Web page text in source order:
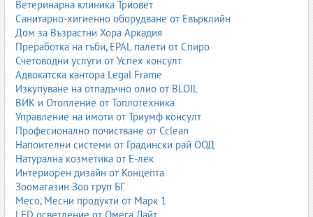
фуражи за крави
фуражи за телета;
фуражи за млечни крави;
фуражи за месодайни крави;
фуражи за говеда цена .
2.4. Фуражи за овце и кози
Овцевъдството и козевъдството са традиционни за България.
Фуражите за овце и кози трябва да осигуряват достатъчно
енергия и протеин, за да се поддържа добър млеконадой,
растеж и репродуктивни показатели. Съществуват
специализирани фуражи за млекодайни овце и кози, за ярета и
агнета, както и за угояване.
При тези животни е важно да се съчетаят пасищното хранене с
Ветеринарна клиника Триовет
Санитарно-хигиенно оборудване от Евърклийн
Дом за Възрастни Хора Аркадия
Преработка на гъби, EPAL палети от Спиро
Счетоводни услуги от Успех консулт
Адвокатска кантора Legal Frame
Изкупуване на отпадъчно олио от BLOIL
ВИК и Отопление от Топлотехника
Управление на имоти от Триумф консулт
Професионално почистване от Cclean
Напоителни системи от Градински рай ООД
Натурална козметика от Е-лек
Интериорен дизайн от Концепта
Зоомагазин Зоо груп БГ
Месо, Месни продукти от Марк 1